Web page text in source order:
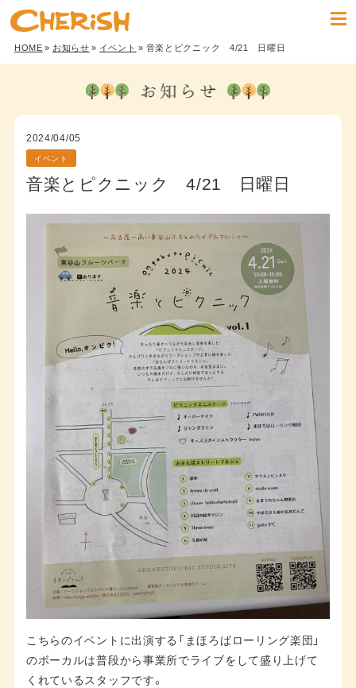
HOME» お知らせ» イベント » 音楽とピクニック 4/21 日曜日
2024/04/05
イベント
音楽とピクニック 4/21 日曜日
こちらのイベントに出演する「まほろばローリング楽団」
のボーカルは普段から事業所でライブをして盛り上げて
くれているスタッフです。